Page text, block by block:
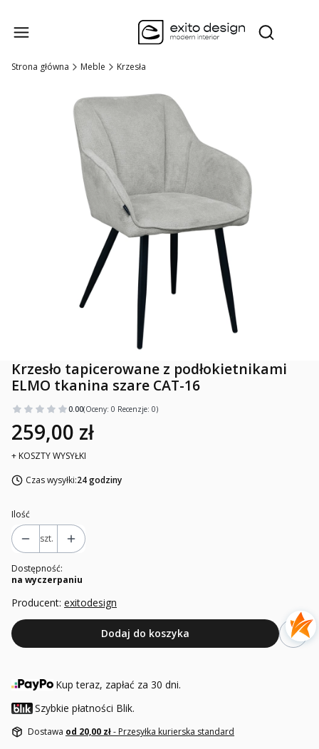
Otwórz
Strona główna Meble Krzesła
Krzesło tapicerowane z podłokietnikami
ELMO tkanina szare CAT-16
0.00(Oceny: 0 Recenzje: 0)
259,00 zł
+ KOSZTY WYSYŁKI
Czas wysyłki:24 godziny
Ilość
szt.
Dostępność:
na wyczerpaniu
Producent: exitodesign
Dodaj do koszyka
Kup teraz, zapłać za 30 dni.
Szybkie płatności Blik.
Dostawa od 20,00 zł- Przesyłka kurierska standard